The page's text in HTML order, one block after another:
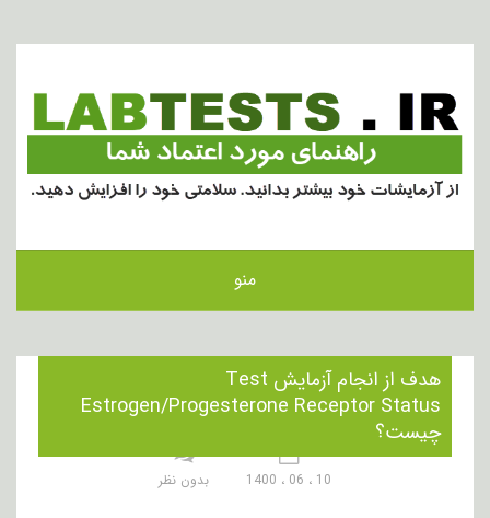
منو
هدف از انجام آزمایش Test
Estrogen/Progesterone Receptor Status
چیست؟
10 ، 06 ، 1400 بدون نظر